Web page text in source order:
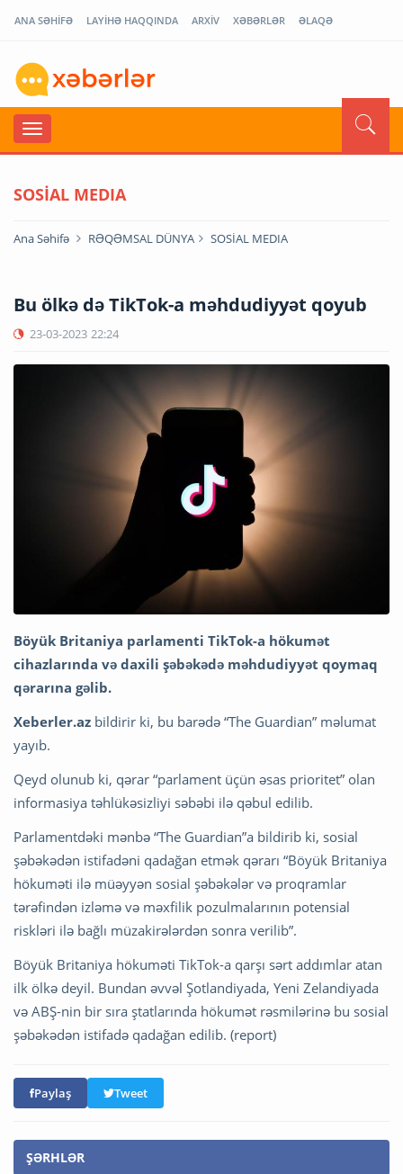
ANA SƏHİFƏ LAYİHƏ HAQQINDA ARXİV XƏBƏRLƏR ƏLAQƏ
SOSİAL MEDIA
Ana Səhifə RƏQƏMSAL DÜNYA SOSİAL MEDIA
Bu ölkə də TikTok-a məhdudiyyət qoyub
23-03-2023 22:24
Böyük Britaniya parlamenti TikTok-a hökumət
cihazlarında və daxili şəbəkədə məhdudiyyət qoymaq
qərarına gəlib.
Xeberler.az bildirir ki, bu barədə “The Guardian” məlumat
yayıb.
Qeyd olunub ki, qərar “parlament üçün əsas prioritet” olan
informasiya təhlükəsizliyi səbəbi ilə qəbul edilib.
Parlamentdəki mənbə “The Guardian”a bildirib ki, sosial
şəbəkədən istifadəni qadağan etmək qərarı “Böyük Britaniya
hökuməti ilə müəyyən sosial şəbəkələr və proqramlar
tərəfindən izləmə və məxfilik pozulmalarının potensial
riskləri ilə bağlı müzakirələrdən sonra verilib”.
Böyük Britaniya hökuməti TikTok-a qarşı sərt addımlar atan
ilk ölkə deyil. Bundan əvvəl Şotlandiyada, Yeni Zelandiyada
və ABŞ-nin bir sıra ştatlarında hökumət rəsmilərinə bu sosial
şəbəkədən istifadə qadağan edilib. (report)
Paylaş Tweet
ŞƏRHLƏR